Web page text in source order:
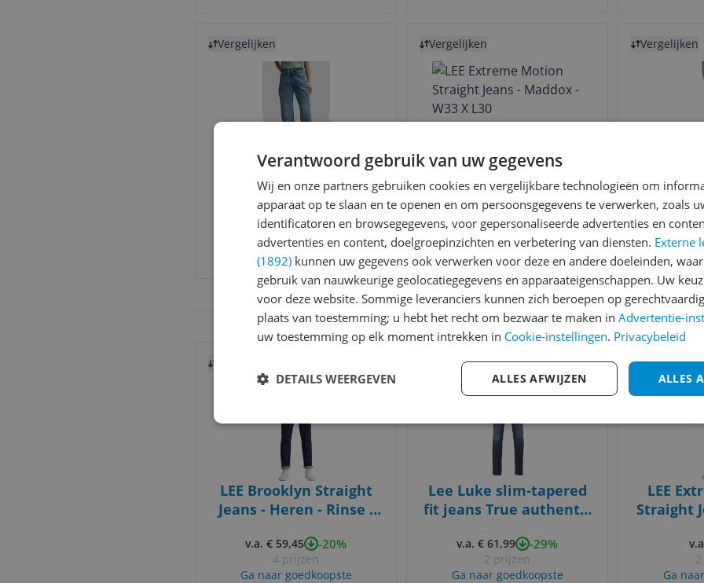
Vergelijken
Lee High Waist Barrel
Jeans Medium Blue
Denim
€ 99,95
Bekijk meer informatie
Vergelijken
LEE Extreme Motion
Straight Jeans - Maddox
- W33 X L30
v.a. € 37,50
2 prijzen
Ga naar goedkoopste
Vergelijken
- Black
Ga
Gecontroleerde reviews Betrouwbare
LEE Brooklyn Straight
Jeans - Heren - Rinse -
v.a. € 59,45 -20%
4 prijzen
Ga naar goedkoopste
Vergelijken
Lee Luke slim-tapered
fit jeans True authentic
v.a. € 61,99 -29%
2 prijzen
Ga naar goedkoopste
Vergelijken
LEE
Straight
Ga
Verantwoord gebruik van uw gegevens
Wij en onze partners gebruiken cookies en vergelijkbare technologieën om
apparaat op te slaan en te openen en om persoonsgegevens te verwerken, zoals
identificatoren en browsegegevens, voor gepersonaliseerde advertenties en
advertenties en content, doelgroepinzichten en verbetering van diensten. Externe
(1892) kunnen uw gegevens ook verwerken voor deze en andere doeleinden,
gebruik van nauwkeurige geolocatiegegevens en apparaateigenschappen. Uw
voor deze website. Sommige leveranciers kunnen zich beroepen op
plaats van toestemming; u hebt het recht om bezwaar te maken in Advertentie-
uw toestemming op elk moment intrekken in Cookie-instellingen. Privacybeleid
ALLES
ALLES AFWIJZEN
DETAILS WEERGEVEN